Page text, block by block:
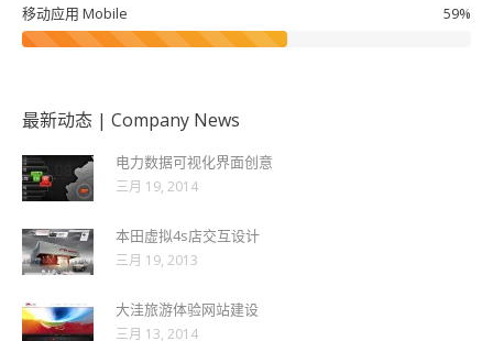
移动应用 Mobile 59%
最新动态 | Company News
电力数据可视化界面创意
三月 19, 2014
本田虚拟4s店交互设计
三月 19, 2013
大洼旅游体验网站建设
三月 13, 2014